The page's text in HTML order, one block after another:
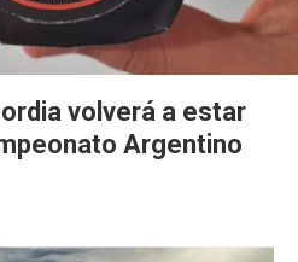
volverá a estar
Argentino